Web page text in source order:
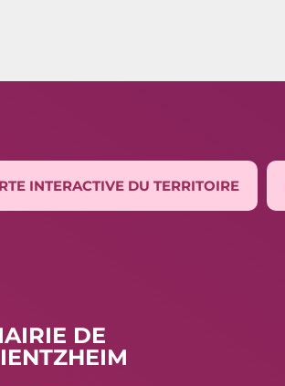
INTERACTIVE DU TERRITOIRE
DE